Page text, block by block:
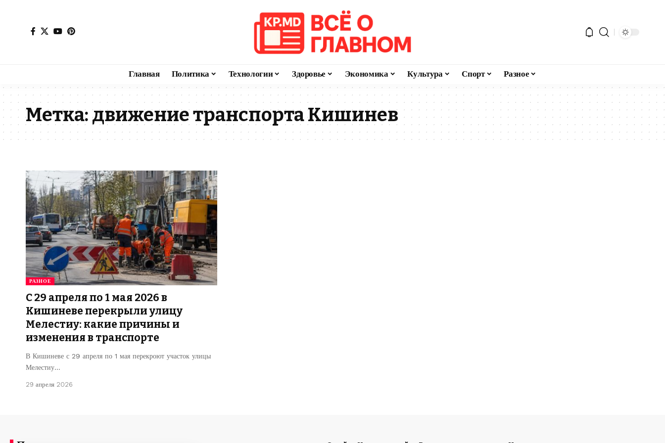
Главная Политика Технологии Здоровье Экономика Культура Спорт Разное
Метка:движение транспорта Кишинев
РАЗНОЕ
С 29 апреля по 1 мая 2026 в
Кишиневе перекрыли улицу
Мелестиу: какие причины и
изменения в транспорте
В Кишиневе с 29 апреля по 1 мая перекроют участок улицы
Мелестиу…
29 апреля 2026